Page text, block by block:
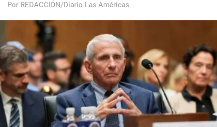
Por REDACCIÓN/Diario Las Américas